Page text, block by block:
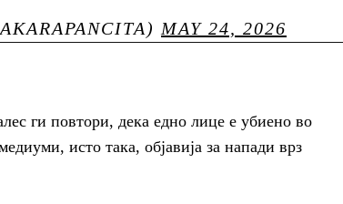
MAY 24, 2026
ги повтори, дека едно лице е убиено во
исто така, објавија за напади врз